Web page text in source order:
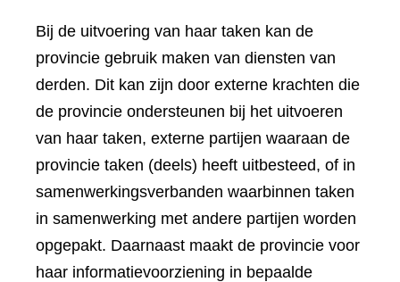
Bij de uitvoering van haar taken kan de
provincie gebruik maken van diensten van
derden. Dit kan zijn door externe krachten die
de provincie ondersteunen bij het uitvoeren
van haar taken, externe partijen waaraan de
provincie taken (deels) heeft uitbesteed, of in
samenwerkingsverbanden waarbinnen taken
in samenwerking met andere partijen worden
opgepakt. Daarnaast maakt de provincie voor
haar informatievoorziening in bepaalde